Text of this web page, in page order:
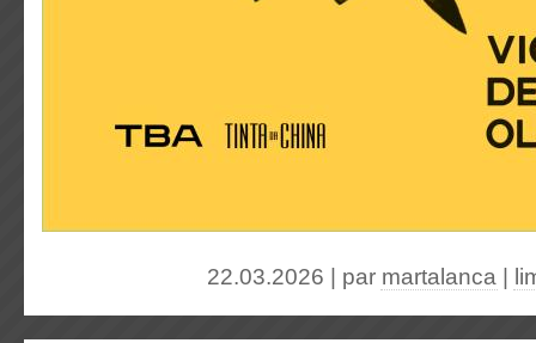
22.03.2026 | par martalanca